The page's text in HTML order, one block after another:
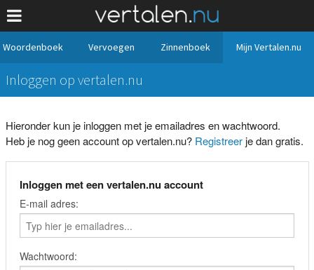
Woordenboek Vervoegen Zinnenboek Mijn Vertalen.nu
Inloggen op vertalen.nu
Hieronder kun je inloggen met je emailadres en wachtwoord.
Heb je nog geen account op vertalen.nu? Registreerje dan gratis.
Inloggen met een vertalen.nu account
E-mail adres:
Wachtwoord: